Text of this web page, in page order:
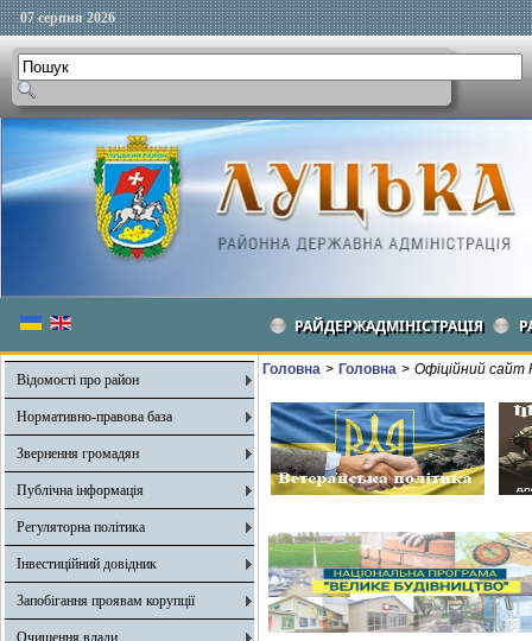
07 серпня 2026
РАЙДЕРЖАДМІНІСТРАЦІЯ
Відомості про район
Нормативно-правова база
Звернення громадян
Публічна інформація
Регуляторна політика
Інвестиційний довідник
Запобігання проявам корупції
Очищення влади
Головна > Головна > Офіційний сайт